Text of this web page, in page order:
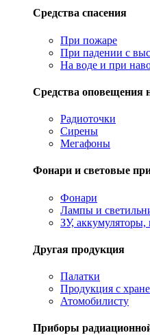
Средства спасения
При пожаре
При падении с
На воде и при
Средства оповещения
Радиоточки
Сирены
Мегафоны
Фонари и световые
Фонари
Лампы и
ЗУ,
Другая продукция
Палатки
Продукция с
Атомобилисту
Приборы